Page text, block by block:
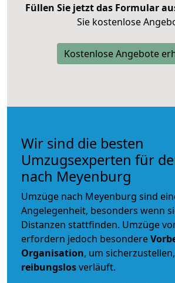
Füllen Sie jetzt das Formular
Sie kostenlose
Kostenlose Angebote
Wir sind die besten
Umzugsexperten für
nach Meyenburg
Umzüge nach Meyenburg sind
Angelegenheit, besonders wenn
Distanzen stattfinden. Umzüge
erfordern jedoch besondere
Organisation, um
reibungslosverläuft.